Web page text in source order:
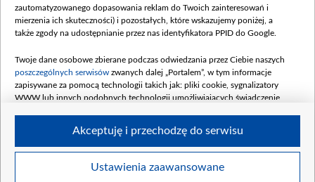
Dofinansowanie 48 862 000,00 PLN
Data podpisania umowy: GRUDZIEŃ 2025
Dofinansowanie 900 000 000,00 PLN
Data podpisania umowy: LUTY 2026 (wpłata
26 lutego 80 mln, 4 marca 370 mln,8
czerwca 90 mln)
zautomatyzowanego dopasowania reklam do Twoich zainteresowań i
mierzenia ich skuteczności) i pozostałych, które wskazujemy poniżej, a
także zgody na udostępnianie przez nas identyfikatora PPID do Google.
Twoje dane osobowe zbierane podczas odwiedzania przez Ciebie naszych
poszczególnych serwisów zwanych dalej „Portalem”, w tym informacje
zapisywane za pomocą technologii takich jak: pliki cookie, sygnalizatory
WWW lub innych podobnych technologii umożliwiających świadczenie
Twoje dane osobowe zbierane podczas odwiedzania przez Ciebie
Ustawienia zaawansowane
Akceptuję i przechodzę do serwisu